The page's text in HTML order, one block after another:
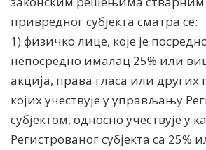
привредног субјекта сматра се:
1) физичко лице, које је
непосредно ималац 25% или
акција, права гласа или других
којих учествује у управљању
субјектом, односно учествује у
Регистрованог субјекта са 25%